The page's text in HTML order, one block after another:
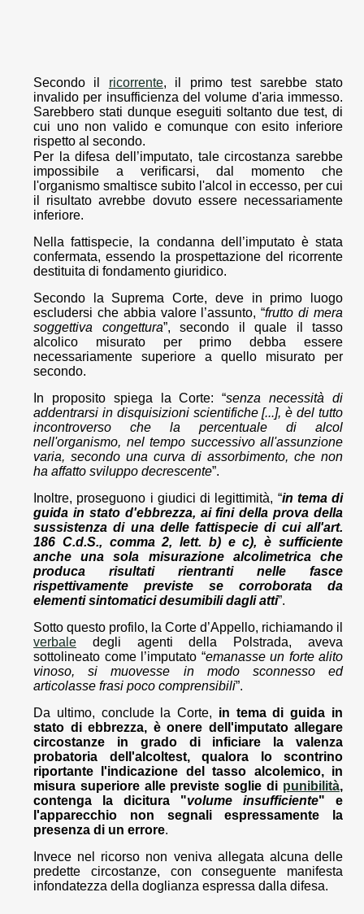
Secondo il ricorrente, il primo test sarebbe stato
invalido per insufficienza del volume d'aria immesso.
Sarebbero stati dunque eseguiti soltanto due test, di
cui uno non valido e comunque con esito inferiore
rispetto al secondo.
Per la difesa dell’imputato, tale circostanza sarebbe
impossibile a verificarsi, dal momento che
l'organismo smaltisce subito l'alcol in eccesso, per cui
il risultato avrebbe dovuto essere necessariamente
inferiore.
Nella fattispecie, la condanna dell’imputato è stata
confermata, essendo la prospettazione del ricorrente
destituita di fondamento giuridico.
Secondo la Suprema Corte, deve in primo luogo
escludersi che abbia valore l’assunto, “frutto di mera
soggettiva congettura”, secondo il quale il tasso
alcolico misurato per primo debba essere
necessariamente superiore a quello misurato per
secondo.
In proposito spiega la Corte: “senza necessità di
addentrarsi in disquisizioni scientifiche [...], è del tutto
incontroverso che la percentuale di alcol
nell'organismo, nel tempo successivo all'assunzione
varia, secondo una curva di assorbimento, che non
ha affatto sviluppo decrescente”.
Inoltre, proseguono i giudici di legittimità, “in tema di
guida in stato d'ebbrezza, ai fini della prova della
sussistenza di una delle fattispecie di cui all'art.
186 C.d.S., comma 2, lett. b) e c), è sufficiente
anche una sola misurazione alcolimetrica che
produca risultati rientranti nelle fasce
rispettivamente previste se corroborata da
elementi sintomatici desumibili dagli atti”.
Sotto questo profilo, la Corte d’Appello, richiamando il
verbale degli agenti della Polstrada, aveva
sottolineato come l’imputato “emanasse un forte alito
vinoso, si muovesse in modo sconnesso ed
articolasse frasi poco comprensibili”.
Da ultimo, conclude la Corte, in tema di guida in
stato di ebbrezza, è onere dell'imputato allegare
circostanze in grado di inficiare la valenza
probatoria dell'alcoltest, qualora lo scontrino
riportante l'indicazione del tasso alcolemico, in
misura superiore alle previste soglie di punibilità,
contenga la dicitura "volume insufficiente" e
l'apparecchio non segnali espressamente la
presenza di un errore.
Invece nel ricorso non veniva allegata alcuna delle
predette circostanze, con conseguente manifesta
infondatezza della doglianza espressa dalla difesa.